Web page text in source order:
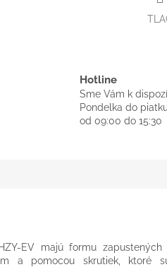
Hotline
Sme Vám k
Pondelka do
od 09:00 do 15:30
EV majú formu zapustených
a pomocou skrutiek, ktoré